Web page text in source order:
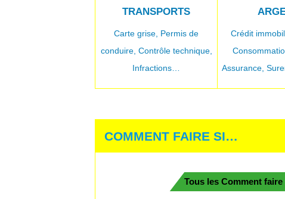
TRANSPORTS
Carte grise, Permis de
conduire, Contrôle technique,
Infractions…
Crédit
Assurance,
COMMENT FAIRE SI…
Tous les Comment